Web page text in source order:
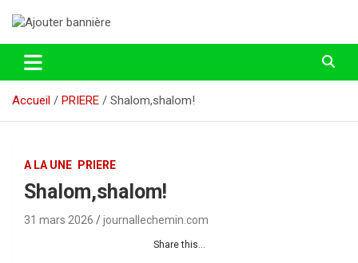
Accueil PRIERE Shalom,shalom!
A LA UNE PRIERE
Shalom,shalom!
31 mars 2026 journallechemin.com
Share this...